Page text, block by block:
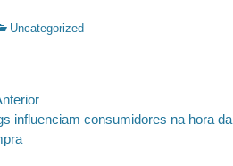
Uncategorized
influenciam consumidores na hora da